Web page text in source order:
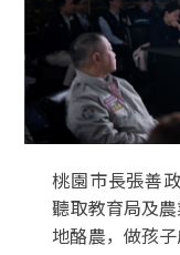
桃園市長張善
聽取教育局及
地酪農，做孩